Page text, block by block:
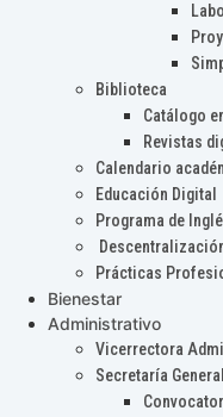
Biblioteca
Catálogo
Revistas
Calendario
Educación Digital
Programa de
Prácticas
Bienestar
Administrativo
Vicerrectora
Secretaría General